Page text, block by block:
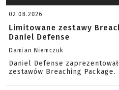
02.08.2026
Limitowane zestawy
Daniel Defense
Damian Niemczuk
Daniel Defense
zestawów Breaching Package.